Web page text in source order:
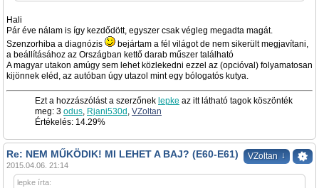
Hali
Pár éve nálam is így kezdődött, egyszer csak végleg megadta magát.
Szenzorhiba a diagnózis
bejártam a fél világot de nem sikerült megjavítani,
a beállításához az Országban kettő darab műszer található
A magyar utakon amúgy sem lehet közlekedni ezzel az (opcióval) folyamatosan
kijönnek eléd, az autóban úgy utazol mint egy bólogatós kutya.
Ezt a hozzászólást a szerzőnek lepke az itt látható tagok köszönték
meg: 3 odus, Rjani530d , VZoltan
Értékelés: 14.29%
VZoltan ↓
Re: NEM MŰKÖDIK! MI LEHET A BAJ? (E60-E61)
2015.04.06. 21:14
lepke írta: